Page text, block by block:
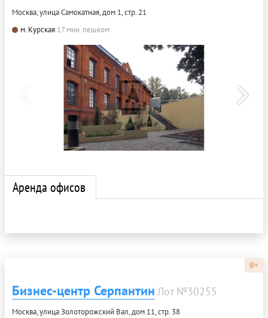
Москва, улица Самокатная, дом 1, стр. 21
м. Курская 17 мин. пешком
Аренда офисов
B+
Бизнес-центр Серпантин Лот №30255
Москва, улица Золоторожский Вал, дом 11, стр. 38